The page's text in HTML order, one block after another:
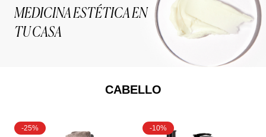
MEDICINA ESTÉTICA EN
TU CASA
CABELLO
-25% -10%